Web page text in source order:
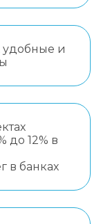
и
до 12% в
в банках